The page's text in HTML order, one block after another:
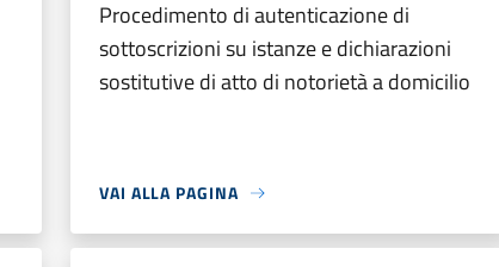
Procedimento di autenticazione di
sottoscrizioni su istanze e dichiarazioni
sostitutive di atto di notorietà a domicilio
VAI ALLA PAGINA